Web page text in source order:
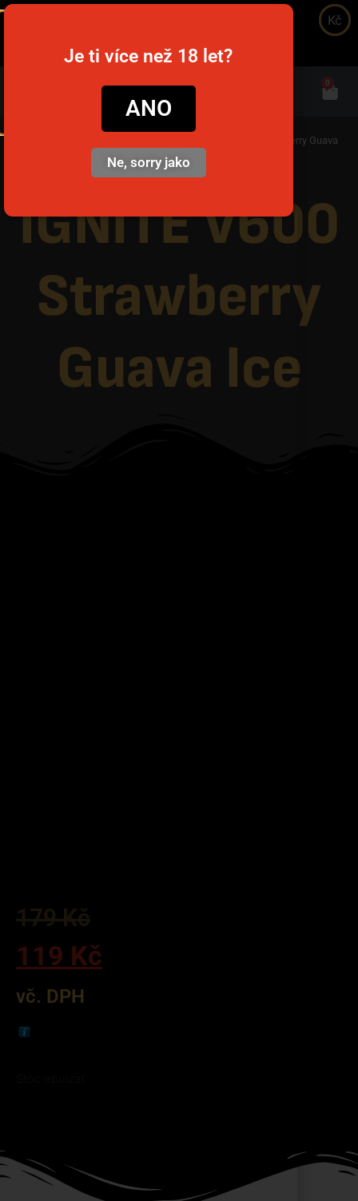
0
/ IGNITE V600 Strawberry Guava
IGNITE V600
Strawberry
Guava Ice
179Kč
119 Kč
vč. DPH
Kč
Je ti více než 18 let?
ANO
Ne, sorry jako